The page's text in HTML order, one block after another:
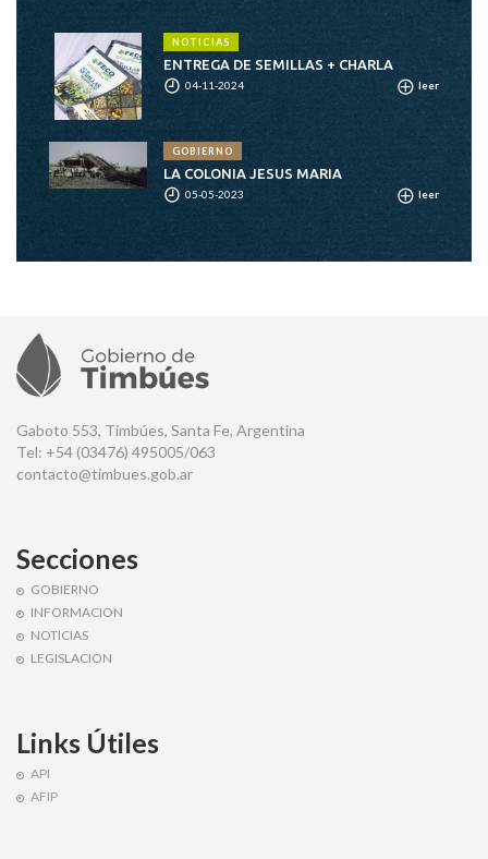
NOTICIAS
ENTREGA DE SEMILLAS + CHARLA
04-11-2024 leer
GOBIERNO
LA COLONIA JESUS MARIA
05-05-2023 leer
Gaboto 553, Timbúes, Santa Fe, Argentina
Tel: +54 (03476) 495005/063
contacto@timbues.gob.ar
Secciones
GOBIERNO
INFORMACION
NOTICIAS
LEGISLACION
Links Útiles
API
AFIP